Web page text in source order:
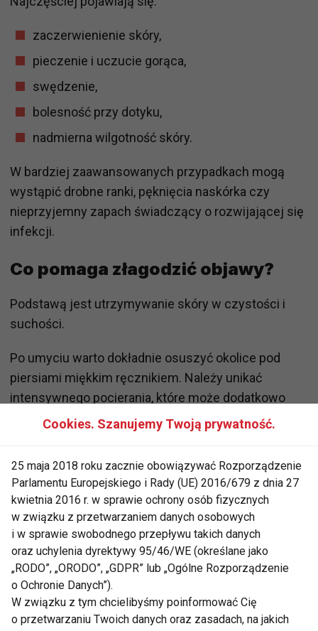
zaczerwienienie skóry,
pieczenie i uczucie gorąca,
swędzenie,
bolesność przy dotyku,
nadmierna wilgotność skóry.
W bardziej zaawansowanych przypadkach mogą
wystąpić drobne ranki, pęknięcia naskórka czy
nieprzyjemny zapach świadczący o rozwijającej się
infekcji.
Co pomaga złagodzić objawy?
Podstawą jest utrzymywanie skóry w czystości i
suchości.
Po umyciu warto dokładnie osuszyć okolice pod
piersiami miękkim ręcznikiem. Należy unikać
intensywnego pocierania, które może dodatkowo
podrażniać skórę.
ochronnym i łagodzącym, zawierające m.in.:
pantenol,
alantoinę,
tlenek cynku,
lanolinę.
Tworzą one warstwę ochronną, która ogranicza
Cookies. Szanujemy Twoją prywatność.
25 maja 2018 roku zacznie obowiązywać Rozporządzenie
Parlamentu Europejskiego i Rady (UE) 2016/679 z dnia 27
kwietnia 2016 r. w sprawie ochrony osób fizycznych
w związku z przetwarzaniem danych osobowych
i w sprawie swobodnego przepływu takich danych
oraz uchylenia dyrektywy 95/46/WE (określane jako
„RODO”, „ORODO”, „GDPR” lub „Ogólne Rozporządzenie
o Ochronie Danych”).
W związku z tym chcielibyśmy poinformować Cię
o przetwarzaniu Twoich danych oraz zasadach, na jakich